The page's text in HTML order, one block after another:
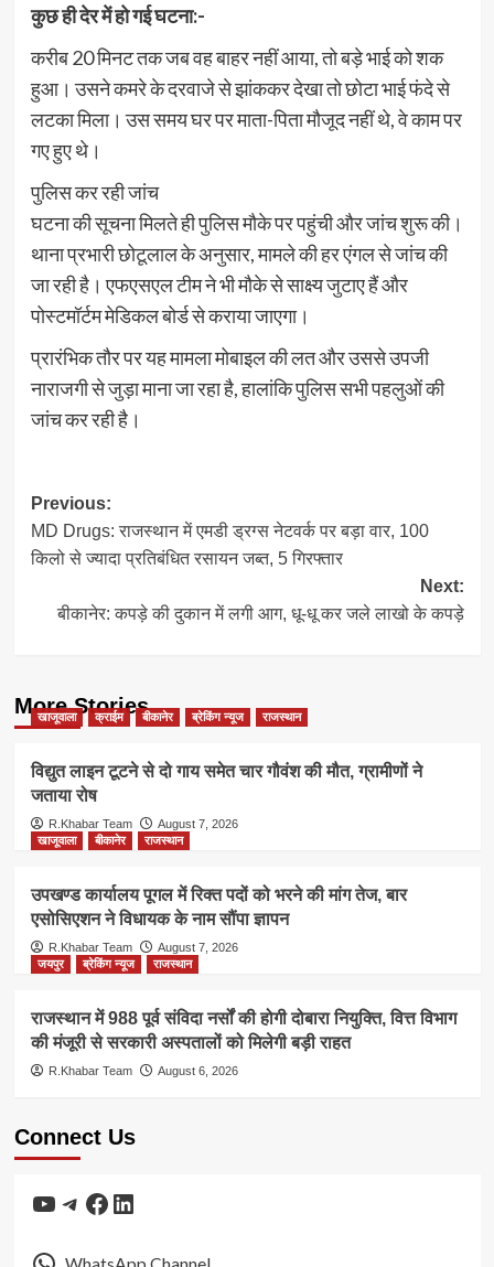
कुछ ही देर में हो गई घटना:-
करीब 20 मिनट तक जब वह बाहर नहीं आया, तो बड़े भाई को शक
हुआ। उसने कमरे के दरवाजे से झांककर देखा तो छोटा भाई फंदे से
लटका मिला। उस समय घर पर माता-पिता मौजूद नहीं थे, वे काम पर
गए हुए थे।
पुलिस कर रही जांच
घटना की सूचना मिलते ही पुलिस मौके पर पहुंची और जांच शुरू की।
थाना प्रभारी छोटूलाल के अनुसार, मामले की हर एंगल से जांच की
जा रही है। एफएसएल टीम ने भी मौके से साक्ष्य जुटाए हैं और
पोस्टमॉर्टम मेडिकल बोर्ड से कराया जाएगा।
प्रारंभिक तौर पर यह मामला मोबाइल की लत और उससे उपजी
नाराजगी से जुड़ा माना जा रहा है, हालांकि पुलिस सभी पहलुओं की
जांच कर रही है।
Post
navigation
Previous:
MD Drugs: राजस्थान में एमडी ड्रग्स नेटवर्क पर बड़ा वार, 100
किलो से ज्यादा प्रतिबंधित रसायन जब्त, 5 गिरफ्तार
Next:
बीकानेर: कपड़े की दुकान में लगी आग, धू-धू कर जले लाखो के कपड़े
More Stories
खाजूवाला क्राईम बीकानेर ब्रेकिंग न्यूज राजस्थान
विद्युत लाइन टूटने से दो गाय समेत चार गौवंश की मौत, ग्रामीणों ने
जताया रोष
R.Khabar Team
August 7, 2026
खाजूवाला
बीकानेर राजस्थान
उपखण्ड कार्यालय पूगल में रिक्त पदों को भरने की मांग तेज, बार
एसोसिएशन ने विधायक के नाम सौंपा ज्ञापन
R.Khabar Team
August 7, 2026
जयपुर
ब्रेकिंग न्यूज राजस्थान
राजस्थान में 988 पूर्व संविदा नर्सों की होगी दोबारा नियुक्ति, वित्त विभाग
की मंजूरी से सरकारी अस्पतालों को मिलेगी बड़ी राहत
R.Khabar Team August 6, 2026
Connect Us
YouTube
Telegram
Facebook
LinkedIn